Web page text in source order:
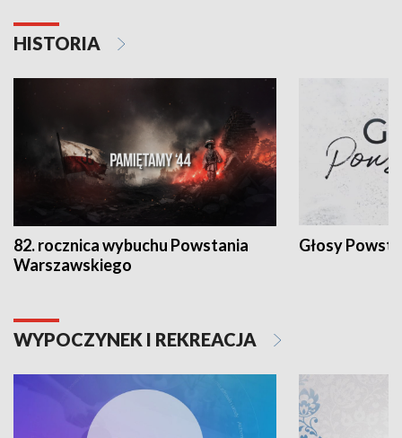
HISTORIA
82. rocznica wybuchu Powstania
Warszawskiego
Głosy
WYPOCZYNEK I REKREACJA